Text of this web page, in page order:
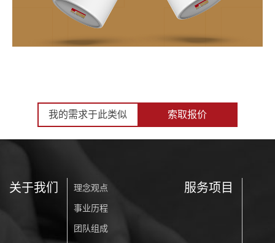
我的需求于此类似 索取报价
关于我们 理念观点
事业历程
团队组成
服务项目